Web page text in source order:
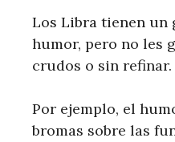
Los Libra tienen un
humor, pero no les
crudos o sin refinar.
Por ejemplo, el
bromas sobre las